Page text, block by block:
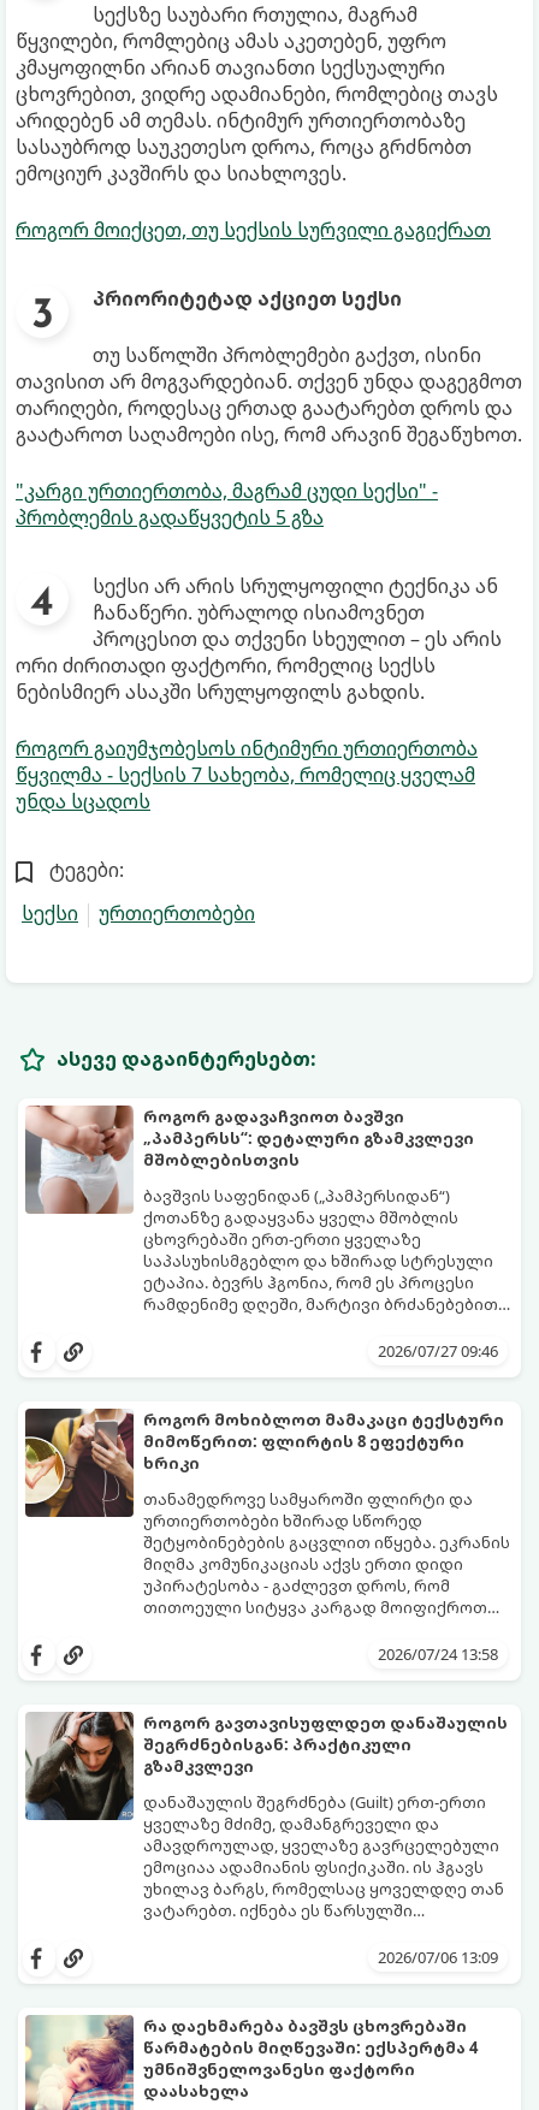
სექსზე საუბარი რთულია, მაგრამ
წყვილები, რომლებიც ამას აკეთებენ, უფრო
კმაყოფილნი არიან თავიანთი სექსუალური
ცხოვრებით, ვიდრე ადამიანები, რომლებიც თავს
არიდებენ ამ თემას. ინტიმურ ურთიერთობაზე
სასაუბროდ საუკეთესო დროა, როცა გრძნობთ
ემოციურ კავშირს და სიახლოვეს.
როგორ მოიქცეთ, თუ სექსის სურვილი გაგიქრათ
პრიორიტეტად აქციეთ სექსი
თუ საწოლში პრობლემები გაქვთ, ისინი
თავისით არ მოგვარდებიან. თქვენ უნდა დაგეგმოთ
თარიღები, როდესაც ერთად გაატარებთ დროს და
გაატაროთ საღამოები ისე, რომ არავინ შეგაწუხოთ.
"კარგი ურთიერთობა, მაგრამ ცუდი სექსი" -
პრობლემის გადაწყვეტის 5 გზა
სექსი არ არის სრულყოფილი ტექნიკა ან
ჩანაწერი. უბრალოდ ისიამოვნეთ
პროცესით და თქვენი სხეულით – ეს არის
ორი ძირითადი ფაქტორი, რომელიც სექსს
ნებისმიერ ასაკში სრულყოფილს გახდის.
როგორ გაიუმჯობესოს ინტიმური ურთიერთობა
წყვილმა - სექსის 7 სახეობა, რომელიც ყველამ
უნდა სცადოს
ტეგები:
სექსი
ურთიერთობები
ასევე დაგაინტერესებთ:
როგორ გადავაჩვიოთ ბავშვი
„პამპერსს“: დეტალური გზამკვლევი
მშობლებისთვის
ბავშვის საფენიდან („პამპერსიდან“)
ქოთანზე გადაყვანა ყველა მშობლის
ცხოვრებაში ერთ-ერთი ყველაზე
საპასუხისმგებლო და ხშირად სტრესული
ეტაპია. ბევრს ჰგონია, რომ ეს პროცესი
რამდენიმე დღეში, მარტივი ბრძანებებით
ფიზიოლოგიური და ფსიქოლოგიური
მოთმინებას მოითხოვს.
როგორ გახადოთ ეს პროცესი2026/07/27 09:46
როგორ მოხიბლოთ მამაკაცი ტექსტური
მიმოწერით: ფლირტის 8 ეფექტური
ხრიკი
თანამედროვე სამყაროში ფლირტი და
ურთიერთობები ხშირად სწორედ
შეტყობინებების გაცვლით იწყება. ეკრანის
მიღმა კომუნიკაციას აქვს ერთი დიდი
უპირატესობა - გაძლევთ დროს, რომ
თითოეული სიტყვა კარგად მოიფიქროთ
მოაცილოს და მოუთმენლად ელოდოს
წესი:
2026/07/24 13:58
როგორ გავთავისუფლდეთ დანაშაულის
შეგრძნებისგან: პრაქტიკული
გზამკვლევი
დანაშაულის შეგრძნება (Guilt) ერთ-ერთი
ყველაზე მძიმე, დამანგრეველი და
ამავდროულად, ყველაზე გავრცელებული
ემოციაა ადამიანის ფსიქიკაში. ის ჰგავს
უხილავ ბარგს, რომელსაც ყოველდღე თან
ვატარებთ. იქნება ეს წარსულში
ტკენა, ოჯახის წევრებისთვის
გადაჭარბებული მოთხოვნები
-დანაშაულის განცდა შიგნიდან ფიტავს
ადამიანს და ართმევს მას აწმყოთი
ტკბობის უნარს.
დანაშაულის გრძნობას აქვს თავისი
საკუთარი თუ საზოგადოებრივი მორალური
კოდექსი. თუმცა, როდესაც ეს ემოცია
ქრონიკულ ფორმას იღებს, ის ნევროზულ,
ტოქსიკურ სინდრომად იქცევა.
გთავაზობთ პრაქტიკულ, ფსიქოლოგიურ
გზამკვლევს, თუ როგორ დაამუშაოთ
წარსულის შეცდომები და
2026/07/06 13:09
რა დაეხმარება ბავშვს ცხოვრებაში
წარმატების მიღწევაში: ექსპერტმა 4
უმნიშვნელოვანესი ფაქტორი
დაასახელა